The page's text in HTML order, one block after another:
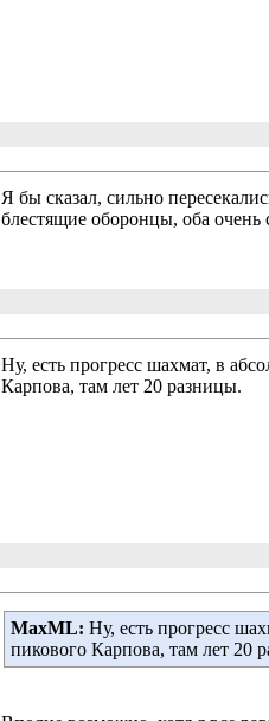
Я бы сказал, сильно
блестящие оборонцы, оба
Ну, есть прогресс шахмат, в
Карпова, там лет 20 разницы.
MaxML: Ну, есть прогресс
пикового Карпова, там лет 20